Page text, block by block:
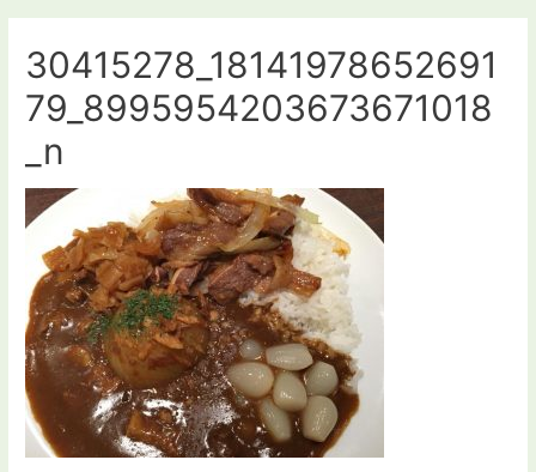
ニ
ュ
30415278_18141978652691
79_8995954203673671018
_n